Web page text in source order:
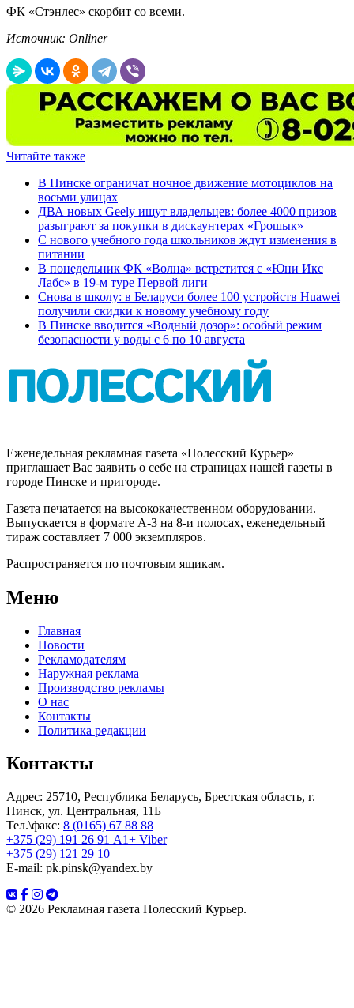
ФК «Стэнлес» скорбит со всеми.
Источник: Onliner
Читайте также
В Пинске ограничат ночное движение мотоциклов на
восьми улицах
ДВА новых Geely ищут владельцев: более 4000 призов
разыграют за покупки в дискаунтерах «Грошык»
С нового учебного года школьников ждут изменения в
питании
В понедельник ФК «Волна» встретится с «Юни Икс
Лабс» в 19-м туре Первой лиги
Снова в школу: в Беларуси более 100 устройств Huawei
получили скидки к новому учебному году
В Пинске вводится «Водный дозор»: особый режим
безопасности у воды с 6 по 10 августа
Еженедельная рекламная газета «Полесский Курьер»
приглашает Вас заявить о себе на страницах нашей газеты в
городе Пинске и пригороде.
Газета печатается на высококачественном оборудовании.
Выпускается в формате А-3 на 8-и полосах, еженедельный
тираж составляет 7 000 экземпляров.
Распространяется по почтовым ящикам.
Меню
Главная
Новости
Рекламодателям
Наружная реклама
Производство рекламы
О нас
Контакты
Политика редакции
Контакты
Адрес: 25710, Республика Беларусь, Брестская область, г.
Пинск, ул. Центральная, 11Б
Тел.\факс: 8 (0165) 67 88 88
+375 (29) 191 26 91 A1+ Viber
+375 (29) 121 29 10
E-mail: pk.pinsk@yandex.by
© 2026 Рекламная газета Полесский Курьер.